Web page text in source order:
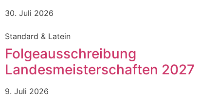
30. Juli 2026
Standard & Latein
Folgeausschreibung
Landesmeisterschaften 2027
9. Juli 2026